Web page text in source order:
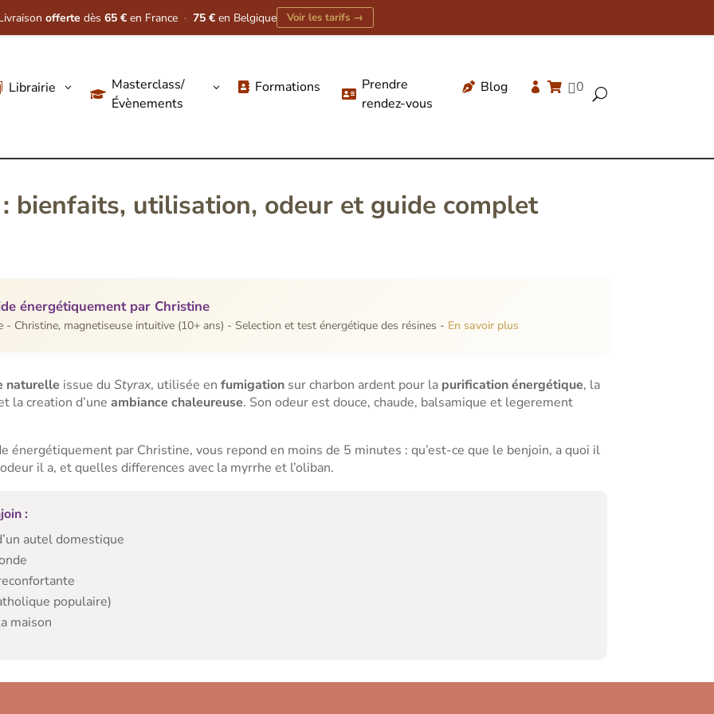
offerte dès 65 € en France · 75 € en Belgique Voir les tarifs →
Librairie 3

Masterclass/
Évènements
3  Formations 
Prendre
rendez-vous
 Blog   0 U
produits
bienfaits, utilisation, odeur et guide complet
énergétiquement par Christine
Christine, magnetiseuse intuitive (10+ ans) - Selection et test énergétique des résines - En savoir plus
naturelle issue duStyrax, utilisée enfumigation sur charbon ardent pour la purification énergétique, la
la creation d’uneambiance chaleureuse. Son odeur est douce, chaude, balsamique et legerement
énergétiquement par Christine, vous repond en moins de 5 minutes : qu’est-ce que le benjoin, a quoi il
il a, et quelles differences avec la myrrhe et l’oliban.
:
autel domestique
populaire)
maison